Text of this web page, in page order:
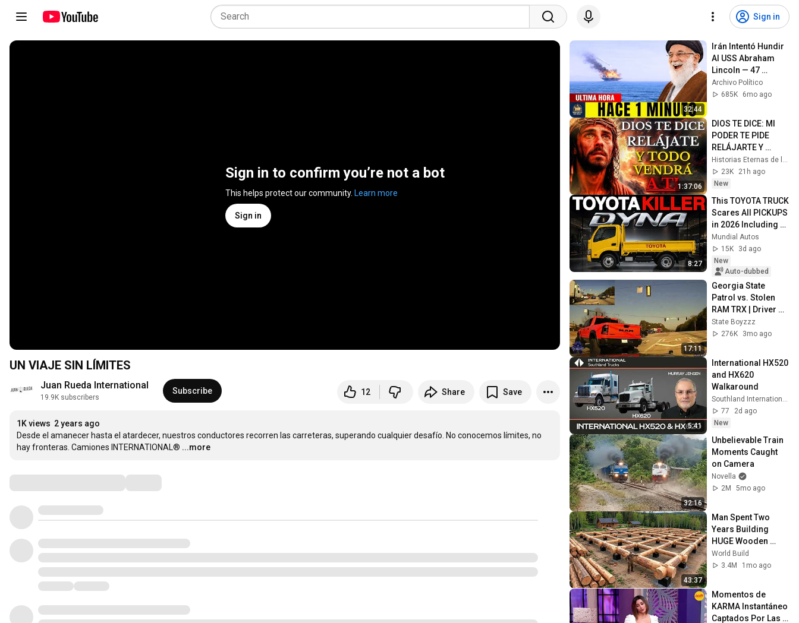
Sign in
Sign in to confirm you’re not a bot
This helps protect our community. Learn more
Sign in
UN VIAJE SIN LÍMITES
Juan Rueda International
19.9K subscribers
Subscribe 12 Share Save
1K views 2 years ago
Desde el amanecer hasta el atardecer, nuestros conductores recorren las carreteras, superando cualquier desafío. No conocemos límites, no
hay fronteras. Camiones INTERNATIONAL® ...more
32:44
Irán Intentó Hundir
Al USS Abraham
Lincoln — 47
Minutos Después,
Teherán Quedó En
Archivo Político
685K
6mo ago
1:37:06
DIOS TE DICE: MI
PODER TE PIDE
RELÁJARTE Y
SOLTAR EL
CONTROL, TODO
LLEGARÁ EN SU
PERFECTO
Historias Eternas de la Biblia
23K
21h ago
New
8:27
This TOYOTA TRUCK
Scares All PICKUPS
in 2026 Including
the HILUX
Mundial Autos
15K
3d ago
New
Auto-dubbed
17:11
Georgia State
Patrol vs. Stolen
RAM TRX | Driver
WREAKS HAVOC On
Georgia Roads!
State Boyzzz
276K
3mo ago
5:41
International HX520
and HX620
Walkaround
77
2d ago
New
32:16
Unbelievable Train
Moments Caught
on Camera
Novella
2M
5mo ago
43:37
Man Spent Two
Years Building
HUGE Wooden
House for his
Family | Start to
World Build
3.4M
1mo ago
Momentos de
KARMA Instantáneo
Captados Por Las